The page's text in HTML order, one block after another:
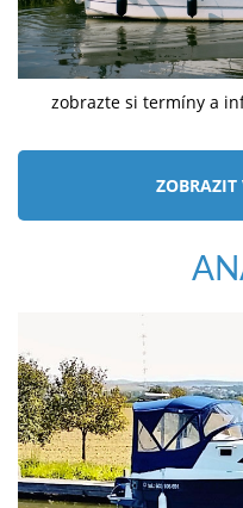
zobrazte si termíny a